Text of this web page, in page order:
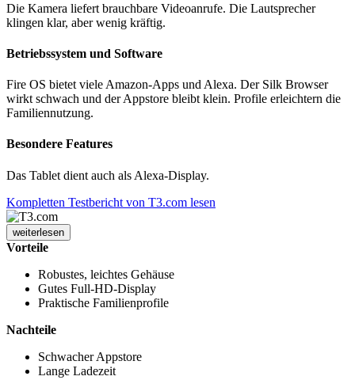
Die Kamera liefert brauchbare Videoanrufe. Die Lautsprecher
klingen klar, aber wenig kräftig.
Betriebssystem und Software
Fire OS bietet viele Amazon-Apps und Alexa. Der Silk Browser
wirkt schwach und der Appstore bleibt klein. Profile erleichtern die
Familiennutzung.
Besondere Features
Das Tablet dient auch als Alexa-Display.
Kompletten Testbericht von T3.com lesen
weiterlesen
Vorteile
Robustes, leichtes Gehäuse
Gutes Full-HD-Display
Praktische Familienprofile
Nachteile
Schwacher Appstore
Lange Ladezeit